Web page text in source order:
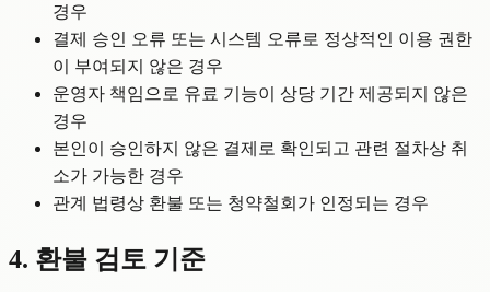
경우
결제 승인 오류 또는 시스템 오류로 정상적인 이용 권한
이 부여되지 않은 경우
운영자 책임으로 유료 기능이 상당 기간 제공되지 않은
경우
본인이 승인하지 않은 결제로 확인되고 관련 절차상 취
소가 가능한 경우
관계 법령상 환불 또는 청약철회가 인정되는 경우
4. 환불 검토 기준